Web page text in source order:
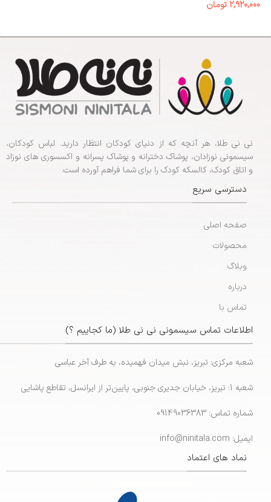
2,920,000 تومان
نی نی طلا، هر آنچه که از دنیای کودکان انتظار دارید. لباس کودکان،
سیسمونی نوزادان، پوشاک دخترانه و پوشاک پسرانه و اکسسوری های نوزاد
و اتاق کودک، کالسکه کودک را برای شما فراهم آورده است.
دسترسی سریع
صفحه اصلی
محصولات
وبلاگ
درباره
تماس با
اطلاعات تماس سیسمونی نی نی طلا (ما کجاییم ؟)
شعبه مرکزی: تبریز، نبش میدان فهمیده، به طرف آخر عباسی
شعبه 1: تبریز، خیابان جدیری جنوبی، پایین‌تر از ایرانسل، تقاطع پاشایی
شماره تماس: 09149036383
ایمیل: info@ninitala.com
نماد های اعتماد